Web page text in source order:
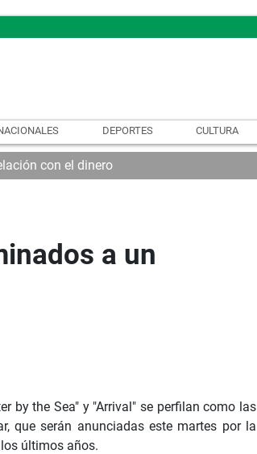
DEPORTES CULTURA
con el dinero
a un
by the Sea" y "Arrival" se perfilan como las
que serán anunciadas este martes por la
últimos años.